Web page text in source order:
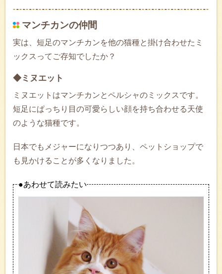
マンチカンの仲間
実は、短足のマンチカンを他の猫種と掛け合わせたミ
ックスってご存知でしたか？
◆ミヌエット
ミヌエットはマンチカンとペルシャのミックスです。
短足にぱっちり目の可愛らしい顔を持ち合わせる天使
のような猫種です。
日本でもメジャーになりつつあり、ペットショップで
も見かけることが多くなりました。
●あわせて読みたい